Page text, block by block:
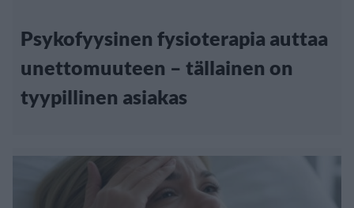
Psykofyysinen fysioterapia auttaa
unettomuuteen – tällainen on
tyypillinen asiakas